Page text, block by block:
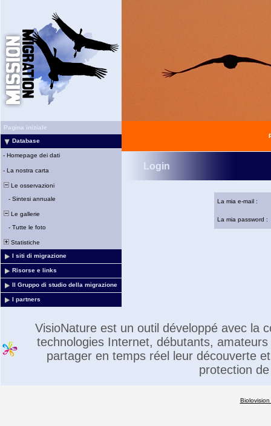
Pagina iniziale
Database
- Homepage dei dati
- La nostra carta
Le osservazioni
- Sintesi annuale
Le gallerie
- Tutte le foto
Statistiche
I siti di migrazione
Risorse e links
Il Gruppo di studio della migrazione
I partners
Login
La mia e-mail :
La mia password :
VisioNature est un outil développé avec la
technologies Internet, débutants,
partager en temps réel leur découverte
protection
Biolovision